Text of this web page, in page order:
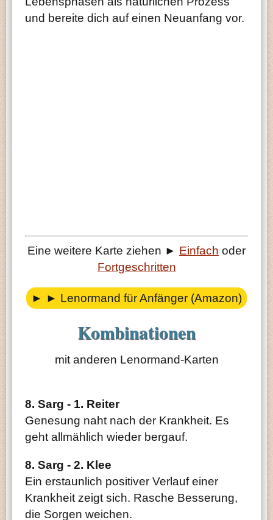
und bereite dich auf einen Neuanfang vor.
Eine weitere Karte ziehen ► Einfach oder
Fortgeschritten
► ► Lenormand für Anfänger (Amazon)
Kombinationen
mit anderen Lenormand-Karten
8. Sarg - 1. Reiter
Genesung naht nach der Krankheit. Es
geht allmählich wieder bergauf.
8. Sarg - 2. Klee
Ein erstaunlich positiver Verlauf einer
Krankheit zeigt sich. Rasche Besserung,
die Sorgen weichen.